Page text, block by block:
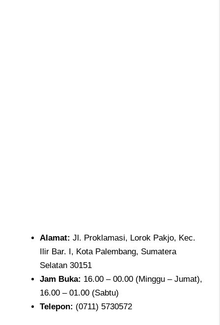
Alamat: Jl. Proklamasi, Lorok Pakjo, Kec.
Ilir Bar. I, Kota Palembang, Sumatera
Selatan 30151
Jam Buka: 16.00 – 00.00 (Minggu – Jumat),
16.00 – 01.00 (Sabtu)
Telepon: (0711) 5730572